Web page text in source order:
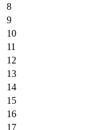
8
9
10
11
12
13
14
15
16
17